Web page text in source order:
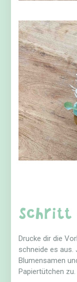
Schritt
Drucke dir die
schneide es
Blumensamen
Papiertütchen zu.